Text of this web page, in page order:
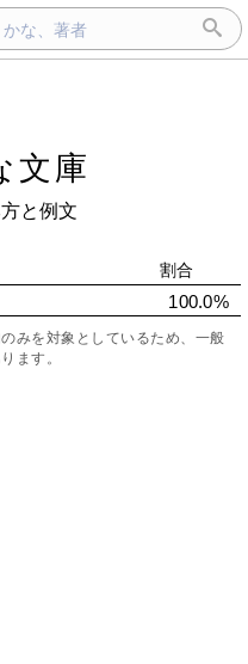
文庫
と例文
割合
100.0%
みを対象としているため、一般
ます。